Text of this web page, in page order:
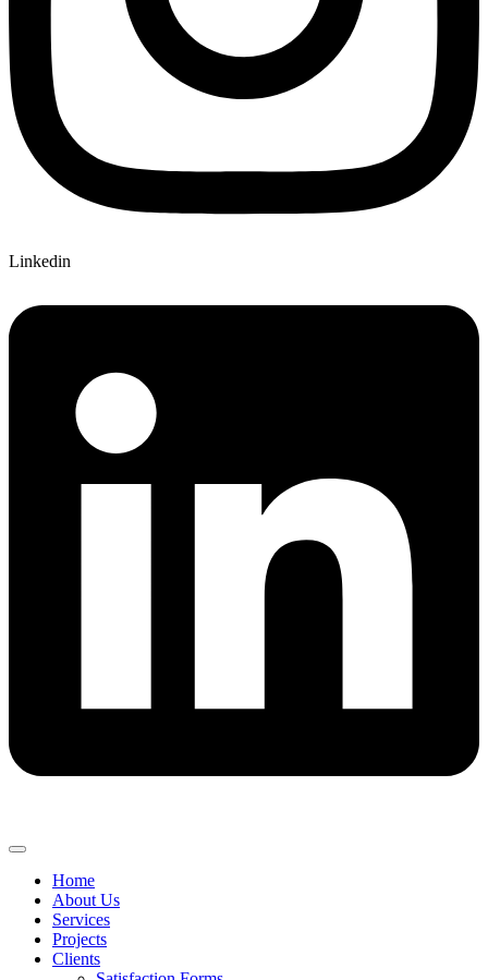
Linkedin
Home
About Us
Services
Projects
Clients